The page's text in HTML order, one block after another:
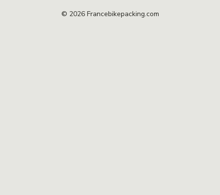
© 2026 Francebikepacking.com